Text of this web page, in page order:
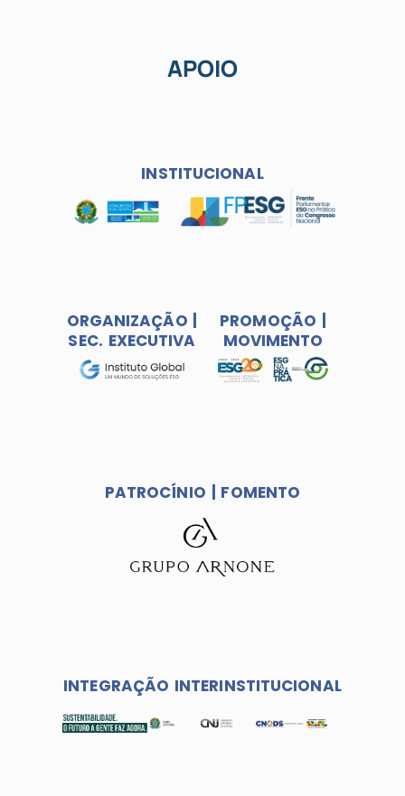
APOIO
INSTITUCIONAL
ORGANIZAÇÃO |
SEC. EXECUTIVA
PROMOÇÃO |
MOVIMENTO
PATROCÍNIO | FOMENTO
INTEGRAÇÃO INTERINSTITUCIONAL